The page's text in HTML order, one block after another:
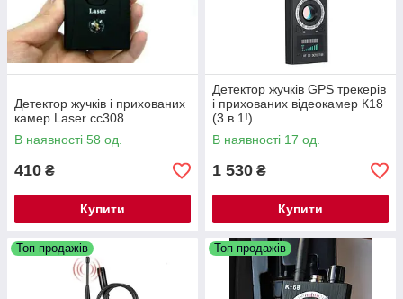
Детектор жучків і прихованих
камер Laser cc308
В наявності 58 од.
410 ₴
Купити
Детектор жучків GPS трекерів
і прихованих відеокамер К18
(3 в 1!)
В наявності 17 од.
1 530 ₴
Купити
Топ продажів Топ продажів